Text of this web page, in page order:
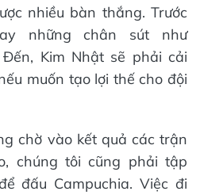
nhiều bàn thắng. Trước
những chân sút như
Kim Nhật sẽ phải cải
muốn tạo lợi thế cho đội
chờ vào kết quả các trận
chúng tôi cũng phải tập
đấu Campuchia. Việc đi